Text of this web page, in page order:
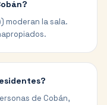
moderan la sala.
de Cobán,